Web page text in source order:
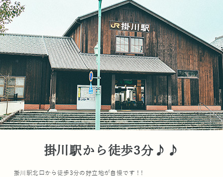
掛川駅から徒歩3分♪♪
掛川駅北口から徒歩3分の好立地が自慢です！!